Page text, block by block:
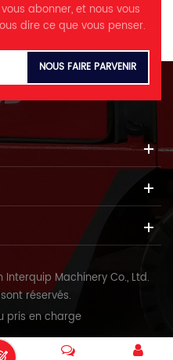
abonner, et nous vous
dire ce que vous penser.
Machinery Co., Ltd.
réservés.
pris en charge